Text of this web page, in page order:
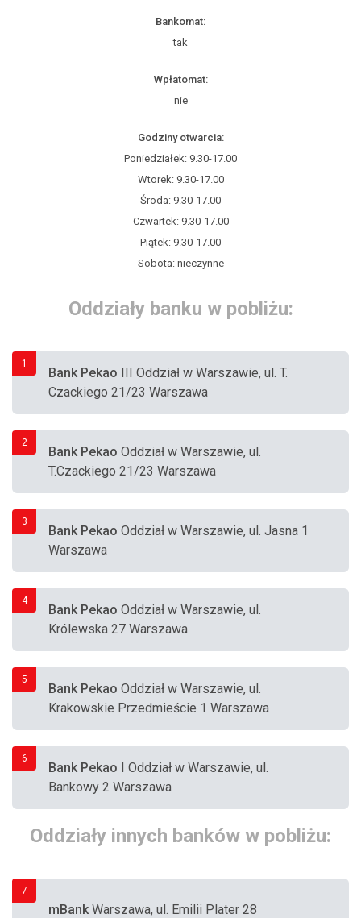
Bankomat:
tak
Wpłatomat:
nie
Godziny otwarcia:
Poniedziałek: 9.30-17.00
Wtorek: 9.30-17.00
Środa: 9.30-17.00
Czwartek: 9.30-17.00
Piątek: 9.30-17.00
Sobota: nieczynne
Oddziały banku w pobliżu:
1
Bank Pekao III Oddział w Warszawie, ul. T.
Czackiego 21/23 Warszawa
2
Bank Pekao Oddział w Warszawie, ul.
T.Czackiego 21/23 Warszawa
3
Bank Pekao Oddział w Warszawie, ul. Jasna 1
Warszawa
4
Bank Pekao Oddział w Warszawie, ul.
Królewska 27 Warszawa
5
Bank Pekao Oddział w Warszawie, ul.
Krakowskie Przedmieście 1 Warszawa
6
Bank Pekao I Oddział w Warszawie, ul.
Bankowy 2 Warszawa
Oddziały innych banków w pobliżu:
7
mBankWarszawa, ul. Emilii Plater 28